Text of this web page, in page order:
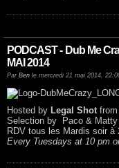
PODCAST - Dub Me
MAI 2014
Par Ben le mercredi 21 mai 2014,
Hosted by Legal Shot from
Selection by Paco & Matty
RDV tous les Mardis soir
Every Tuesdays at 10 pm